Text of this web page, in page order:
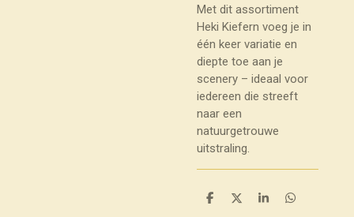
Met dit assortiment
Heki Kiefern voeg je in
één keer variatie en
diepte toe aan je
scenery – ideaal voor
iedereen die streeft
naar een
natuurgetrouwe
uitstraling.
D
D
S
D